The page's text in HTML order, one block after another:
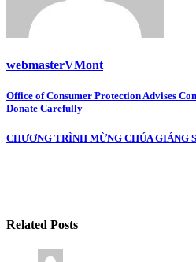
webmasterVMont
Post
navigation
Office of Consumer Protection Advises
Donate Carefully
CHƯƠNG TRÌNH MỪNG CHÚA GIÁNG
Related Posts